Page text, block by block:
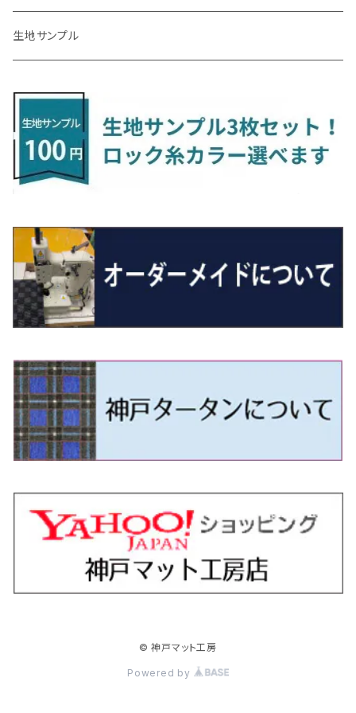
H23/10～R3/3 260系
アルファード/ヴェルファイアＨＶ
H27/1～R5/6 30系
R5/6～ 40系
H24/4～29/10 20系
ヴィッツ
H22/12～R2/3 130系
ヴォクシー
H26/1～R4/1 80系
R4/1～ 90系
エスクァイア
H26/10～R3/12 80系
エスティマ
H18/1～H24/5（前期）
H24/5～R1/10（後期）
エスティマ・ハイブリッド
H18/6～H24/5（前期）
H24/5～R1/10（後期）
オーリス
H24/8～H30/3 180系
カムリ
H24/5～ 160系
カローラ・クロス
カローラ・スポーツ
H27/9～R3/10 URJ201W
ＮＸ
R3/11～ 20系
H26/10～
ＲＸ
H27/10～R4/7 20系5人乗
H29/12～R4/7 20系7人乗
R4/11～ 10系
ＵＸ
H30/11～
H24/6～ E26 5・6人乗
H14/10～R2/3 Z11・Z12
キックス
R2/6~R8/6 15系(e-POWER)
R8/6～ 16系
H11/6～H16/10 Y34
サクラ
R4/5～ B6AW
シーマ
H13/1～R4/8 F50・Y51
シルビア
H3/1～H11/1 S13・S14
H11/1～H14/11 S15
シルフィ
H24/12～R3/10 TB17
ジューク
H22/6～R2/6 F15
スカイライン
H13/6～H18/11 V35
H26/2～ V37
スカイライン・クロスオーバー
H11/6～H16/10 Y34
H1/6～H11/6 Y30
セレナ
H22/11～H28/9 C26
H26/9～ S500系
H28/12～R1/7 LA600/610
ジャスティ
H23/5～ LA100系
ソルテラ
R4/5~ XEAM10X・YEAM15X
ディアスワゴン
H21/9～R2/4 S300系
トレジア
H22/11～H28/3 120系
フォレスター
H14/2～ SG/SH/SJ/SK系
プレオ
H22/4～H30/3 L275/285
プレオプラス
H24/12～H29/5 LA300/310
レヴォーグ
H15/6～R2/8 BN/BM/BL系
レガシィアウトバック
H15/10～ BP/BR/BS/BT系
レガシィツーリングワゴン
R2/10～ DREJ3P
アクセラ/アクセラ・スポーツ
H24/11～R1/8 GJ系
キャロル
H27/1～ HB36/37/97S
キャロルエコ
H24/11～H27/1 HB35S
スクラム
H17/9～ DG64/DG17
スクラムトラック
H25/9～ DG16T
デミオ
H19/7～R1/7 DE/DJ系
ビアンテ
H20/7～30/3 CC系
ファミリア バン
H30/6～ 160系
H24/10～ MJ系
フレアクロスオーバー
H26/1～ MS系
R2/6～ LA900/910S
タント
R1/7～ LA650/660
H28/11～ M900系
ハイゼット・キャディー
H28/6～R3/9 LA700V
ハイゼット・カーゴ
H16/12～ S300/S700系
ハイゼット・トラック
H11/1～ S200/S500系
ブーン
H28/4～R5/12 M700系
ミラ
H18/12～ L275/285
ミラ・イース
H23/9～ LA300系
ミラ・ココア
H30/6～ LA550/560S
ムーヴ
H26/12～R5/7 LA150/160S
ムーヴキャンバス
H17/5～H27/10 TA/TD系
エブリィ
H13/9～ DA系
クロスビー(XBEE)
H29/12～R7/10 MN71S
ジムニー
H3/6～ JA/JB系
ジムニーノマド
R7/4～ JC74W
ジムニーワイド/ジムニーシエラ
H10/1～H14/1 JB33/43W
H14/1～ JB43/74W
スイフト/スイフトスポーツ
H22/9～ スイフト
H23/12～
スペーシア/スペーシアカスタム/スペーシアギア
H25/3～R5/11
R5/11～ MK54S・MK94S
スペーシアベース
H23/1～H27/8 MA15S
H27/8～R2/12 MA26/36/46S
ハスラー
H26/1～ MR系
H31/3～ ｅｋクロス
R4/6～ B5AW
アイミーブ
H24/10～R2/12 GF系
アウトランダーＰＨＥＶ
H25/1～ GG/GN系 5人乗
エクリプスクロス/エクリプスクロスPHEV
H30/3～ GK/GL系
タウンボックス
H26/2～ DS17/64W
ディグニティ
H24/7～H29/1 BHGY51
デリカＤ：２
H23/3～ MB系
デリカＤ：３
H23/10～H31/4 BM20 7人乗
デリカＤ：５
R5/5～ B30系/BA系
パジェロ
H18/10～R1/8 7人乗ロング V90系
H26/12～R2/2 JF1/2
NBOXジョイ
H24/11～R2/3 JG1・JG2
R2/11～ JG3・JG4
N-ONE e:
R7/9~ JG5
N-VAN
H30/7～ JJ1・JJ2
N-VAN e:
R6/10~ JJ3
N‐WGN/N‐WGNカスタム
H25/11～ JH1・JH2・JH3・JH4
S660
H27/4～R3/12 JW5
WR-V
R6/3～ DG5
ZR-V
H11/6～H30/7 バン HH5・HH6
H21/12～R3/4 トラック
アコード・アコードハイブリッド
H25/6～R2/2 CR系
R3/6～ CDD系
H16/4～28/1 １T系 トゥラン
H23/2～ 7N系
Tクロス
R2/7～ A1D系
ティグアン
H20/9～H29/1 5NC系
トゥアレグ
H15/9～H30/4 7L/7P系
パサート
H23/5～H27/7 3CCAX
H27/7～ 3CC/3CD系
ザ・ビートル
H24/4～R3/4 16C系
ポロ
H21/10～H30/3 6RC系
H30/3～ AW系
H26/7～R4/2
ＣＬＡクラス
H27/6～R1/8
ＣＬＳクラス
H30/6～
Ｅクラス
H28/7～
ＧＬＡクラス
H26/5～R2/6
ＧＬＥクラス
R1/6～
Ｓクラス
H25/10～R3/10
Ｖクラス
H27/4～
ラグマットセカンド（L）
ラグマットミニ（S）
生地サンプル
© 神戸マット工房
Powered by